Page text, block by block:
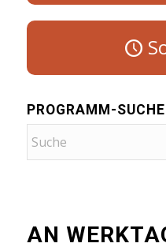
PROGRAMM-
AN